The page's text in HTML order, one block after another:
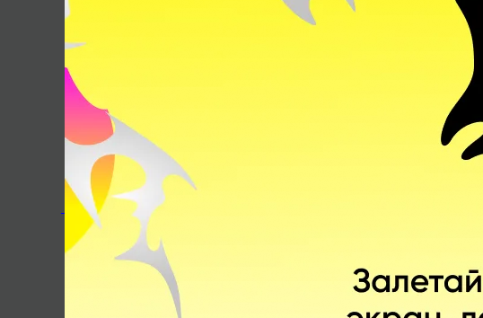
Константин Семёнов
твиттер CN Dota In A Nutshell
Ян
DPC
4 комментария
По дате
Закрепленный комментарий
Бесплатная ставка!
Фрибет до 10 000 новым клиентам! Реклама. ООО
ПЕРЕЙТИ